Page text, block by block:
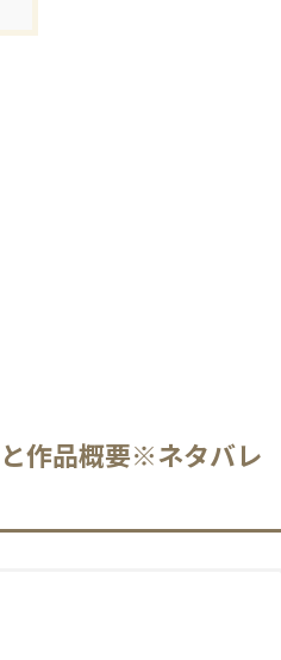
作品概要※ネタバレ